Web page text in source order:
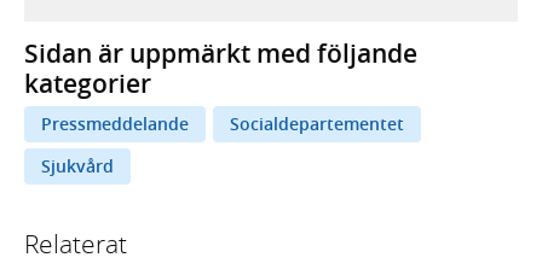
Sidan är uppmärkt med följande
kategorier
Pressmeddelande
Socialdepartementet
Sjukvård
Relaterat